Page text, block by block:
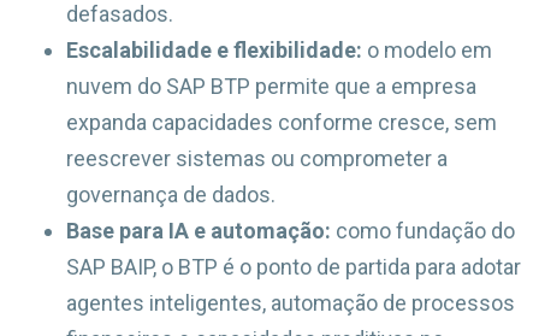
defasados.
Escalabilidade e flexibilidade: o modelo em
nuvem do SAP BTP permite que a empresa
expanda capacidades conforme cresce, sem
reescrever sistemas ou comprometer a
governança de dados.
Base para IA e automação: como fundação do
SAP BAIP, o BTP é o ponto de partida para adotar
agentes inteligentes, automação de processos